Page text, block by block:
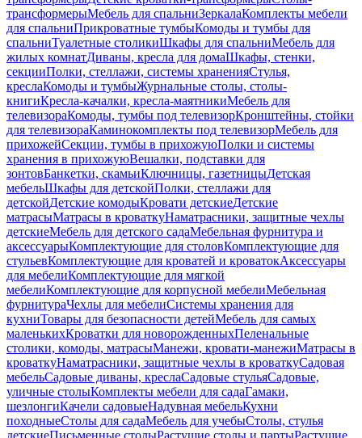
трансформерыМебель для спальниЗеркалаКомплекты мебели
для спальниПрикроватные тумбыКомоды и тумбы для
спальниТуалетные столикиШкафы для спальниМебель для
жилых комнатДиваны, кресла для домаШкафы, стенки,
секцииПолки, стеллажи, системы храненияСтулья,
креслаКомоды и тумбыЖурнальные столы, столы-
книгиКресла-качалки, кресла-маятникиМебель для
телевизораКомоды, тумбы под телевизорКронштейны, стойки
для телевизораКаминокомплекты под телевизорМебель для
прихожейСекции, тумбы в прихожуюПолки и системы
хранения в прихожуюВешалки, подставки для
зонтовБанкетки, скамьиКлючницы, газетницыДетская
мебельШкафы для детскойПолки, стеллажи для
детскойДетские комодыКровати детскиеДетские
матрасыМатрасы в кроваткуНаматрасники, защитные чехлы
детскиеМебель для детского садаМебельная фурнитура и
аксессуарыКомплектующие для столовКомплектующие для
стульевКомплектующие для кроватей и кроватокАксессуары
для мебелиКомплектующие для мягкой
мебелиКомплектующие для корпусной мебелиМебельная
фурнитураЧехлы для мебелиСистемы хранения для
кухниТовары для безопасности детейМебель для самых
маленькихКроватки для новорожденныхПеленальные
столики, комоды, матрасыМанежи, кровати-манежиМатрасы в
кроваткуНаматрасники, защитные чехлы в кроваткуСадовая
мебельСадовые диваны, креслаСадовые стульяСадовые,
уличные столыКомплекты мебели для садаГамаки,
шезлонгиКачели садовыеНадувная мебельКухни
походныеСтолы для садаМебель для учебыСтолы, стулья
детскиеПисьменные столыРастущие столы и партыРастущие